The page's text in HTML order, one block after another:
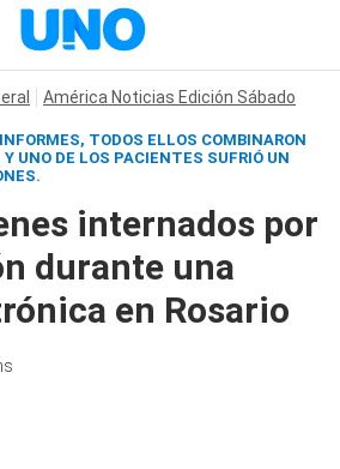
América Noticias Edición Sábado
TODOS ELLOS COMBINARON
UNO DE LOS PACIENTES SUFRIÓ UN
internados por
durante una
en Rosario